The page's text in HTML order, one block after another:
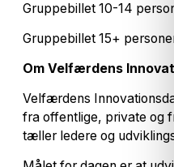
Gruppebillet 10-14
Gruppebillet 15+
Om Velfærdens
Velfærdens
fra offentlige, private og
tæller ledere og